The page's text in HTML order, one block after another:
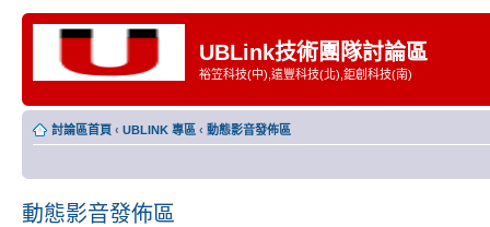
UBLink技術團隊討論區
裕笠科技(中),遠豐科技(北),鉅創科技(南)
討論區首頁 ‹ UBLINK 專區 ‹ 動態影音發佈區
動態影音發佈區